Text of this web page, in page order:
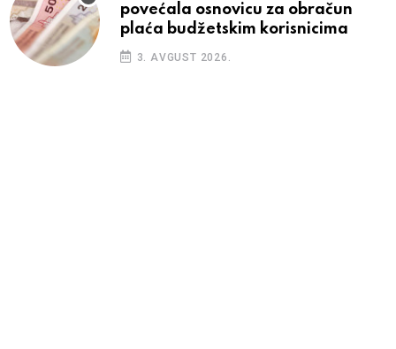
povećala osnovicu za obračun
plaća budžetskim korisnicima
3. AVGUST 2026.